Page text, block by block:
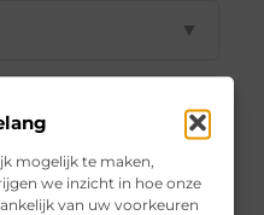
mogelijk te maken,
we inzicht in hoe onze
van uw voorkeuren
▼
▼
▼